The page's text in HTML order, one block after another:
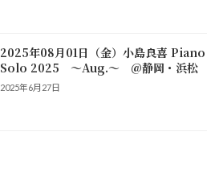
2025年08月01日（金）小島良喜 Piano
Solo 2025 ～Aug.～ @静岡・浜松
2025年6月27日